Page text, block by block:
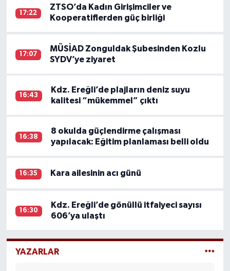
17:22
ZTSO’da Kadın Girişimciler ve
Kooperatiflerden güç birliği
17:07
MÜSİAD Zonguldak Şubesinden Kozlu
SYDV’ye ziyaret
16:43
Kdz. Ereğli’de plajların deniz suyu
kalitesi “mükemmel” çıktı
16:38
8 okulda güçlendirme çalışması
yapılacak: Eğitim planlaması belli oldu
16:35 Kara ailesinin acı günü
16:30
Kdz. Ereğli’de gönüllü itfaiyeci sayısı
606’ya ulaştı
YAZARLAR